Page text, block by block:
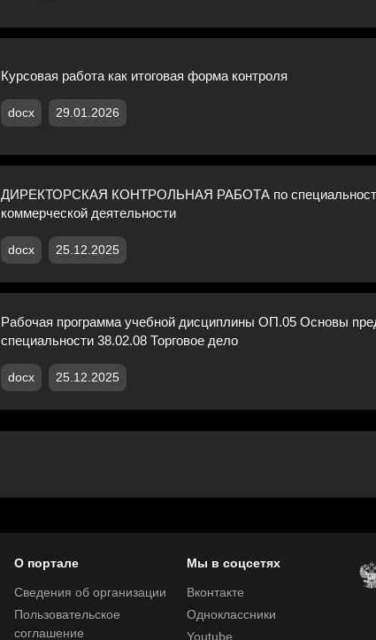
Курсовая работа как итоговая форма контроля
docx 29.01.2026
ДИРЕКТОРСКАЯ КОНТРОЛЬНАЯ РАБОТА по
коммерческой деятельности
docx 25.12.2025
Рабочая программа учебной дисциплины ОП.05 Основы
специальности 38.02.08 Торговое дело
docx 25.12.2025
О портале
Сведения об организации
Пользовательское
соглашение
Мы в соцсетях
Вконтакте
Одноклассники
Youtube